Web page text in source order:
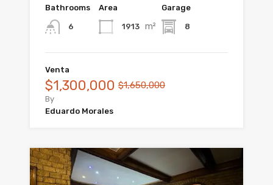
Bathrooms
6
Area
1913 m²
Garage
8
Venta
$1,300,000 $1,650,000
By
Eduardo Morales